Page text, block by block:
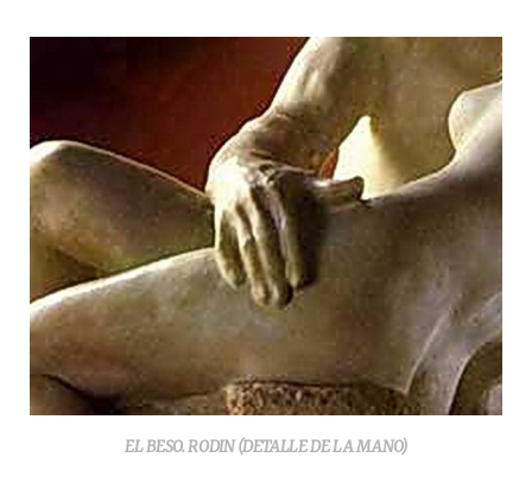
EL BESO. RODIN (DETALLE DE LA MANO)